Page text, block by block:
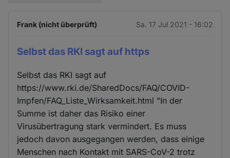
Frank (nicht überprüft) Sa. 17 Jul 2021 - 16:02
Selbst das RKI sagt auf https
Selbst das RKI sagt auf
https://www.rki.de/SharedDocs/FAQ/COVID-
Impfen/FAQ_Liste_Wirksamkeit.html "In der
Summe ist daher das Risiko einer
Virusübertragung stark vermindert. Es muss
jedoch davon ausgegangen werden, dass einige
Menschen nach Kontakt mit SARS-CoV-2 trotz